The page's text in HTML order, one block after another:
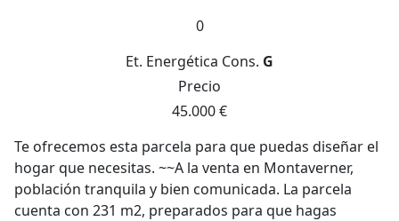
0
Et. Energética Cons. G
Precio
45.000 €
Te ofrecemos esta parcela para que puedas diseñar el
hogar que necesitas. ~~A la venta en Montaverner,
población tranquila y bien comunicada. La parcela
cuenta con 231 m2, preparados para que hagas